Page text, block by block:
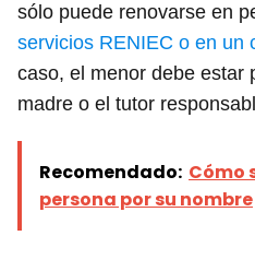
sólo puede renovarse en
servicios RENIEC o en un
caso, el menor debe estar
madre o el tutor
Recomendado: Cómo
persona por su nombre